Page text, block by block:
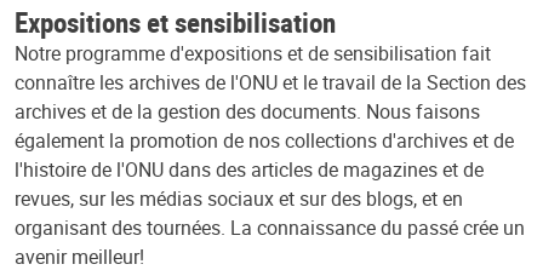
Expositions et sensibilisation
Notre programme d'expositions et de sensibilisation fait
connaître les archives de l'ONU et le travail de la Section des
archives et de la gestion des documents. Nous faisons
également la promotion de nos collections d'archives et de
l'histoire de l'ONU dans des articles de magazines et de
revues, sur les médias sociaux et sur des blogs, et en
organisant des tournées. La connaissance du passé crée un
avenir meilleur!